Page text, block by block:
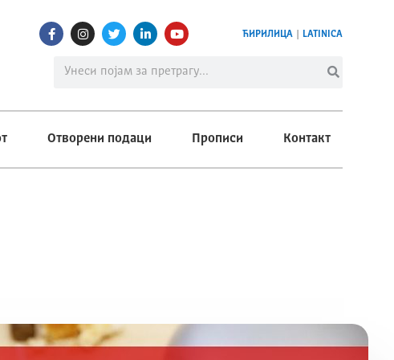
ЋИРИЛИЦА LATINICA
Отворени подаци Прописи Контакт